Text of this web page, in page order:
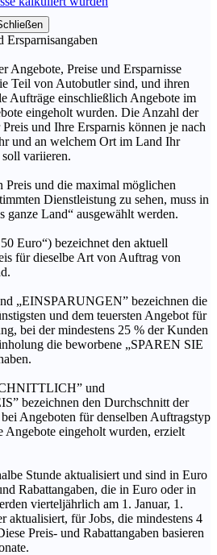
Ersparnisangaben
Angebote, Preise und Ersparnisse
Teil von Autobutler sind, und ihren
Aufträge einschließlich Angebote im
eingeholt wurden. Die Anzahl der
und Ihre Ersparnis können je nach
und an welchem Ort im Land Ihr
variieren.
und die maximal möglichen
Dienstleistung zu sehen, muss in
ganze Land“ ausgewählt werden.
Euro“) bezeichnet den aktuell
für dieselbe Art von Auftrag von
„EINSPARUNGEN” bezeichnen die
und dem teuersten Angebot für
bei der mindestens 25 % der Kunden
die beworbene „SPAREN SIE
und
bezeichnen den Durchschnitt der
Angeboten für denselben Auftragstyp
Angebote eingeholt wurden, erzielt
Stunde aktualisiert und sind in Euro
Rabattangaben, die in Euro oder in
vierteljährlich am 1. Januar, 1.
aktualisiert, für Jobs, die mindestens 4
Preis- und Rabattangaben basieren